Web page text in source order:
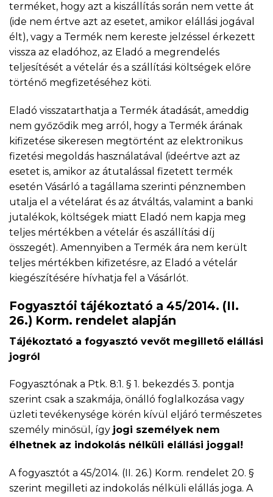
terméket, hogy azt a kiszállítás során nem vette át
(ide nem értve azt az esetet, amikor elállási jogával
élt), vagy a Termék nem kereste jelzéssel érkezett
vissza az eladóhoz, az Eladó a megrendelés
teljesítését a vételár és a szállítási költségek előre
történő megfizetéséhez köti.
Eladó visszatarthatja a Termék átadását, ameddig
nem győződik meg arról, hogy a Termék árának
kifizetése sikeresen megtörtént az elektronikus
fizetési megoldás használatával (ideértve azt az
esetet is, amikor az átutalással fizetett termék
esetén Vásárló a tagállama szerinti pénznemben
utalja el a vételárat és az átváltás, valamint a banki
jutalékok, költségek miatt Eladó nem kapja meg
teljes mértékben a vételár és aszállítási díj
összegét). Amennyiben a Termék ára nem került
teljes mértékben kifizetésre, az Eladó a vételár
kiegészítésére hívhatja fel a Vásárlót.
Fogyasztói tájékoztató a 45/2014. (II.
26.) Korm. rendelet alapján
Tájékoztató a fogyasztó vevőt megillető elállási
jogról
Fogyasztónak a Ptk. 8:1. § 1. bekezdés 3. pontja
szerint csak a szakmája, önálló foglalkozása vagy
üzleti tevékenysége körén kívül eljáró természetes
személy minősül, így jogi személyek nem
élhetnek az indokolás nélküli elállási joggal!
A fogyasztót a 45/2014. (II. 26.) Korm. rendelet 20. §
szerint megilleti az indokolás nélküli elállás joga. A